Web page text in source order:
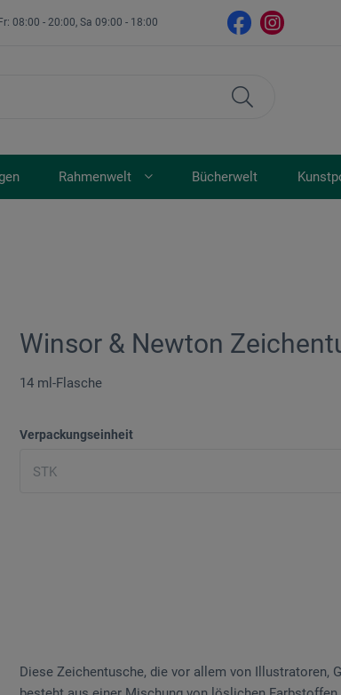
08:00 - 20:00, Sa 09:00 - 18:00
Rahmenwelt Bücherwelt
Winsor & Newton
14 ml-Flasche
Verpackungseinheit
Diese Zeichentusche, die vor allem von Illustratoren,